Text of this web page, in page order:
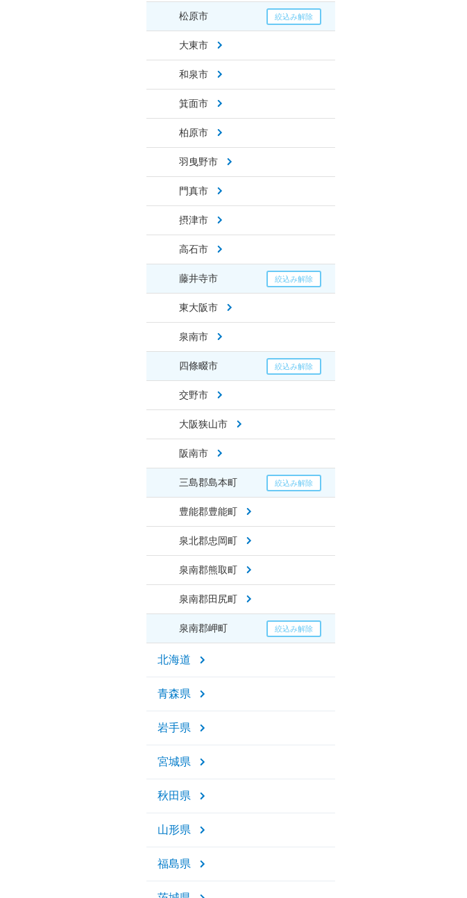
松原市
大東市
和泉市
箕面市
柏原市
羽曳野市
門真市
摂津市
高石市
藤井寺市
東大阪市
泉南市
四條畷市
交野市
大阪狭山市
阪南市
三島郡島本町
豊能郡豊能町
泉北郡忠岡町
泉南郡熊取町
泉南郡田尻町
泉南郡岬町
北海道
青森県
岩手県
宮城県
秋田県
山形県
福島県